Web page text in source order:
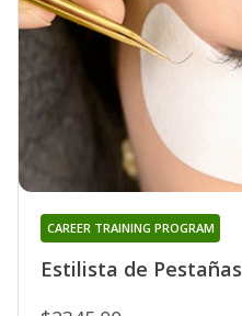
Estilista de Pestañas
CAREER TRAINING PROGRAM